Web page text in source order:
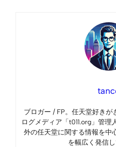
ブロガー / FP。任天堂好き
ログメディア「t011.org」管理
外の任天堂に関する情報を中
を幅広く発信し